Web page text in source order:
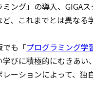
ング」の導入、GIGA
、これまでとは異なる
でも「プログラミング学
びに積極的にむきあい
ーションによって、独